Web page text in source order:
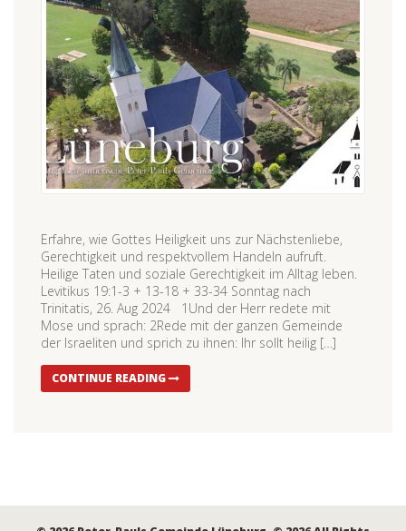
Erfahre, wie Gottes Heiligkeit uns zur Nächstenliebe,
Gerechtigkeit und respektvollem Handeln aufruft.
Heilige Taten und soziale Gerechtigkeit im Alltag leben.
Levitikus 19:1-3 + 13-18 + 33-34 Sonntag nach
Trinitatis, 26. Aug 2024 1Und der Herr redete mit
Mose und sprach: 2Rede mit der ganzen Gemeinde
der Israeliten und sprich zu ihnen: Ihr sollt heilig […]
CONTINUE READING